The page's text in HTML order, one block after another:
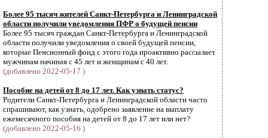
Более 95 тысяч жителей Санкт-Петербурга и Ленинградской
области получили уведомления ПФР о будущей пенсии
Более 95 тысяч граждан Санкт-Петербурга и Ленинградской
области получили уведомления о своей будущей пенсии,
которые Пенсионный фонд с этого года проактивно рассылает
мужчинам начиная с 45 лет и женщинам с 40 лет.
(добавлено 2022-05-17 )
Пособие на детей от 8 до 17 лет. Как узнать статус?
Родители Санкт-Петербурга и Ленинградской области часто
спрашивают, как узнать, одобрено заявление на выплату
ежемесячного пособия на детей от 8 до 17 лет или нет?
(добавлено 2022-05-16 )